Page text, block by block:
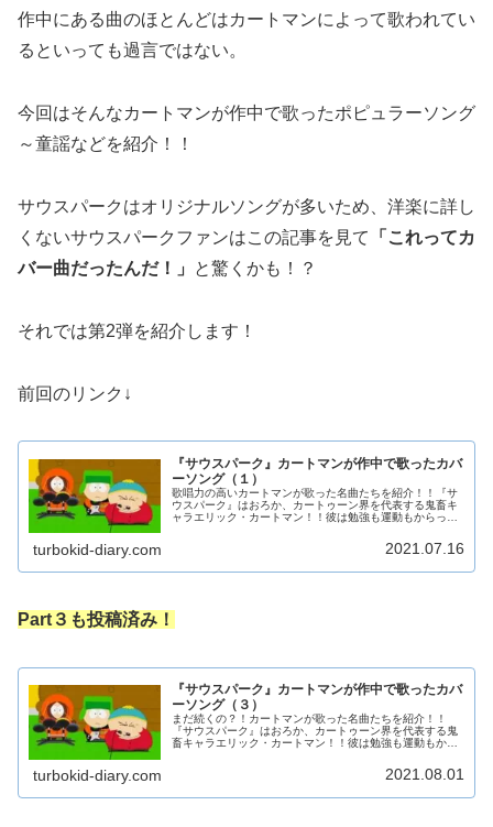
作中にある曲のほとんどはカートマンによって歌われてい
るといっても過言ではない。
今回はそんなカートマンが作中で歌ったポピュラーソング
～童謡などを紹介！！
サウスパークはオリジナルソングが多いため、洋楽に詳し
くないサウスパークファンはこの記事を見て
「これってカ
バー曲だったんだ！」
と驚くかも！？
それでは第2弾を紹介します！
前回のリンク↓
『サウスパーク』カートマンが作中で歌ったカバ
ーソング（１）
歌唱力の高いカートマンが歌った名曲たちを紹介！！『サ
ウスパーク』はおろか、カートゥーン界を代表する鬼畜キ
ャラエリック・カートマン！！彼は勉強も運動もからっき
turbokid-diary.com 2021.07.16
Part３も投稿済み！
『サウスパーク』カートマンが作中で歌ったカバ
ーソング（３）
まだ続くの？！カートマンが歌った名曲たちを紹介！！
『サウスパーク』はおろか、カートゥーン界を代表する鬼
畜キャラエリック・カートマン！！彼は勉強も運動もから
turbokid-diary.com 2021.08.01